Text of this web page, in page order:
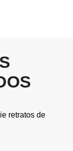
retratos de